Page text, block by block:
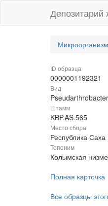
Депозитарий
ID образца
0000001192321
Вид
Штамм
KBP.AS.565
Место сбора
Республика
Топоним
Колымская
Полная карточка
Все образцы